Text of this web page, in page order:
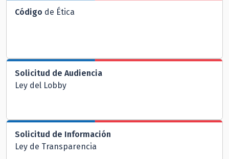
Código de Ética
Solicitud de Audiencia
Ley del Lobby
Solicitud de Información
Ley de Transparencia